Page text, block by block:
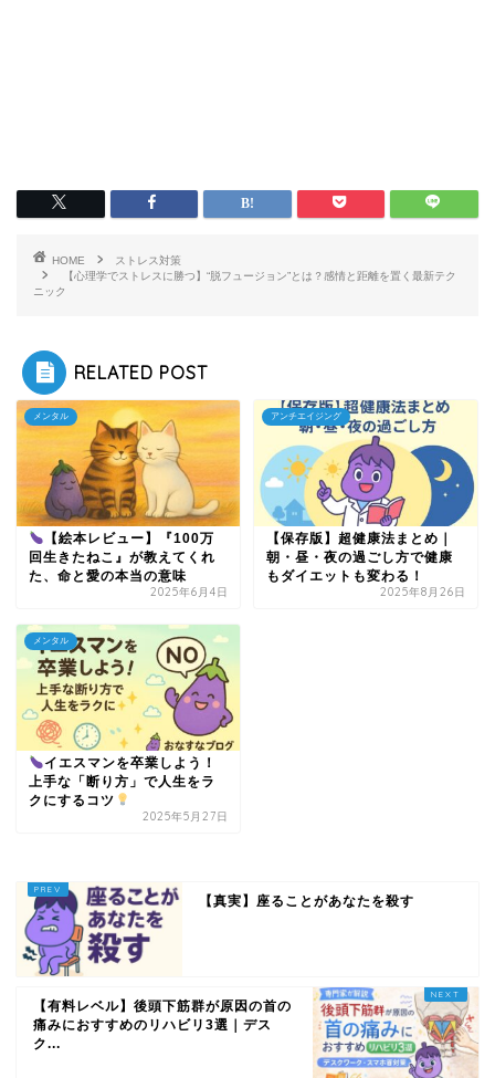
HOME
ストレス対策
【心理学でストレスに勝つ】“脱フュージョン”とは？感情と距離を置く最新テク
ニック
RELATED POST
メンタル
【絵本レビュー】『100万
回生きたねこ』が教えてくれ
た、命と愛の本当の意味
2025年6月4日
アンチエイジング
【保存版】超健康法まとめ｜
朝・昼・夜の過ごし方で健康
もダイエットも変わる！
2025年8月26日
メンタル
イエスマンを卒業しよう！
上手な「断り方」で人生をラ
クにするコツ
2025年5月27日
【真実】座ることがあなたを殺す
【有料レベル】後頭下筋群が原因の首の
痛みにおすすめのリハビリ3選｜デス
ク...